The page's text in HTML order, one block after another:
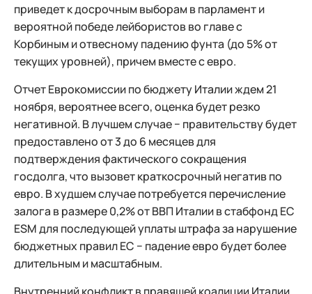
приведет к досрочным выборам в парламент и
вероятной победе лейбористов во главе с
Корбиным и отвесному падению фунта (до 5% от
текущих уровней), причем вместе с евро.
Отчет Еврокомиссии по бюджету Италии ждем 21
ноября, вероятнее всего, оценка будет резко
негативной. В лучшем случае − правительству будет
предоставлено от 3 до 6 месяцев для
подтверждения фактического сокращения
госдолга, что вызовет краткосрочный негатив по
евро. В худшем случае потребуется перечисление
залога в размере 0,2% от ВВП Италии в стабфонд ЕС
ESM для последующей уплаты штрафа за нарушение
бюджетных правил ЕС − падение евро будет более
длительным и масштабным.